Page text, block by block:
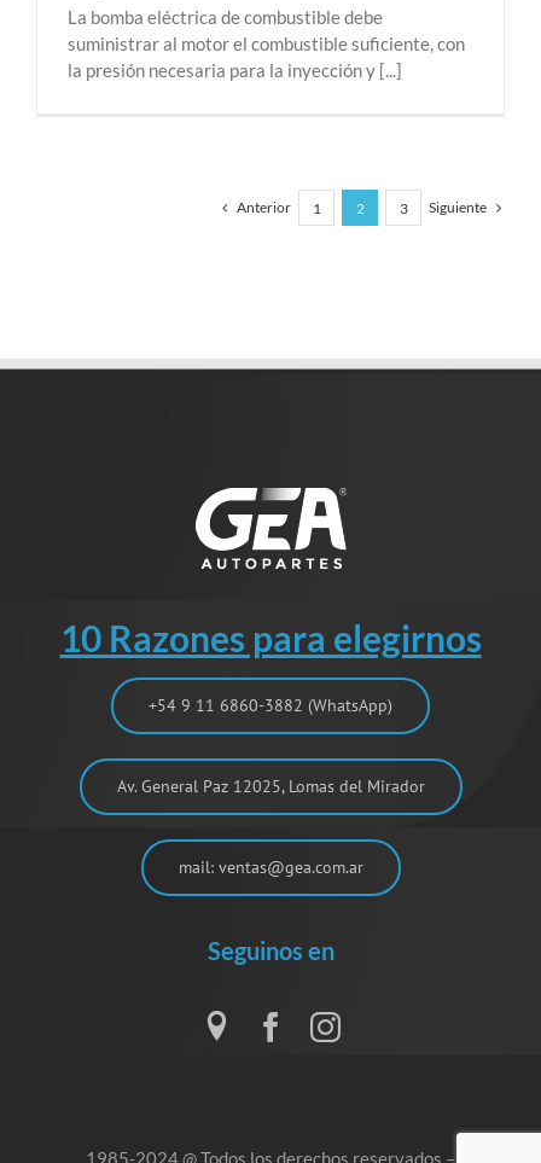
La bomba eléctrica de combustible debe
suministrar al motor el combustible suficiente, con
la presión necesaria para la inyección y [...]
Anterior 1 2 3 Siguiente
10 Razones para elegirnos
+54 9 11 6860-3882 (WhatsApp)
Av. General Paz 12025, Lomas del Mirador
mail: ventas@gea.com.ar
Seguinos en